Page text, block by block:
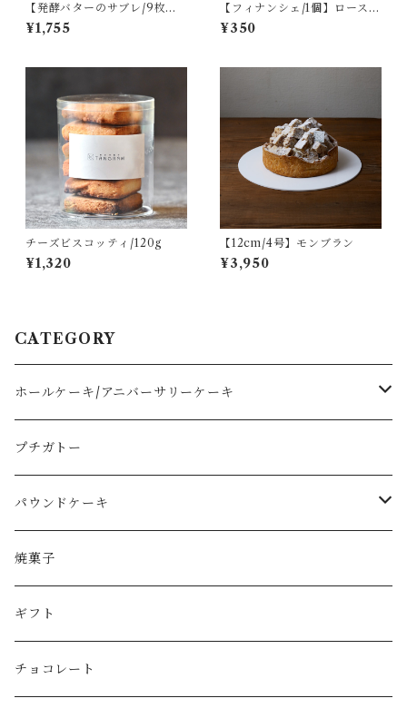
【発酵バターのサブレ/9枚
入】バニラ
¥1,755
【フィナンシェ/1個】ロースト
ナッツ
¥350
チーズビスコッティ/120g
¥1,320
【12cm/4号】モンブラン
¥3,950
CATEGORY
ホールケーキ/アニバーサリーケーキ
ショートケーキタイプ
フルーツタルト
モンブラン
その他
プチガトー
パウンドケーキ
1本サイズ
カットサイズ
焼菓子
ギフト
チョコレート